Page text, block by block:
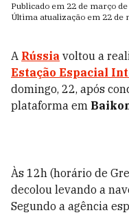
Publicado em 22 de março
Última atualização em 22 de
A Rússia voltou a
Estação Espacial
domingo, 22, após
plataforma em
Às 12h (horário de
decolou levando a
Segundo a agência